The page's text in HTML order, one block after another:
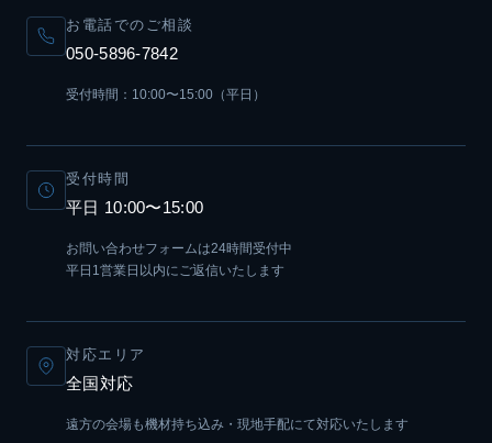
お電話でのご相談
050-5896-7842
受付時間：10:00〜15:00（平日）
受付時間
平日 10:00〜15:00
お問い合わせフォームは24時間受付中
平日1営業日以内にご返信いたします
対応エリア
全国対応
遠方の会場も機材持ち込み・現地手配にて対応いたします